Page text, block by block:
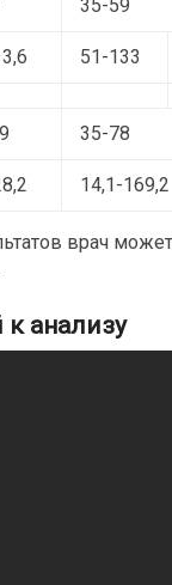
35-59
51-133
35-78
14,1-169,2
врач
к анализу